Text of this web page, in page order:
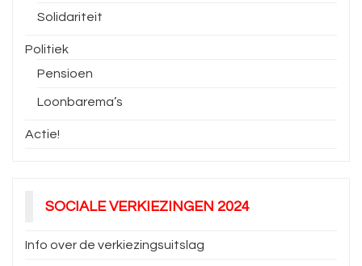
Solidariteit
Politiek
Pensioen
Loonbarema’s
Actie!
SOCIALE VERKIEZINGEN 2024
Info over de verkiezingsuitslag